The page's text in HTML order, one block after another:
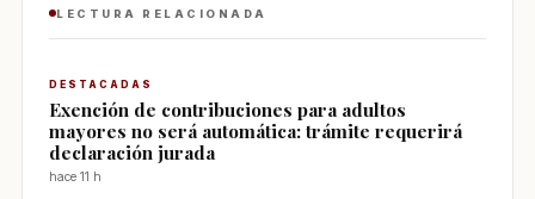
LECTURA RELACIONADA
DESTACADAS
Exención de contribuciones para adultos
mayores no será automática: trámite requerirá
declaración jurada
hace 11 h